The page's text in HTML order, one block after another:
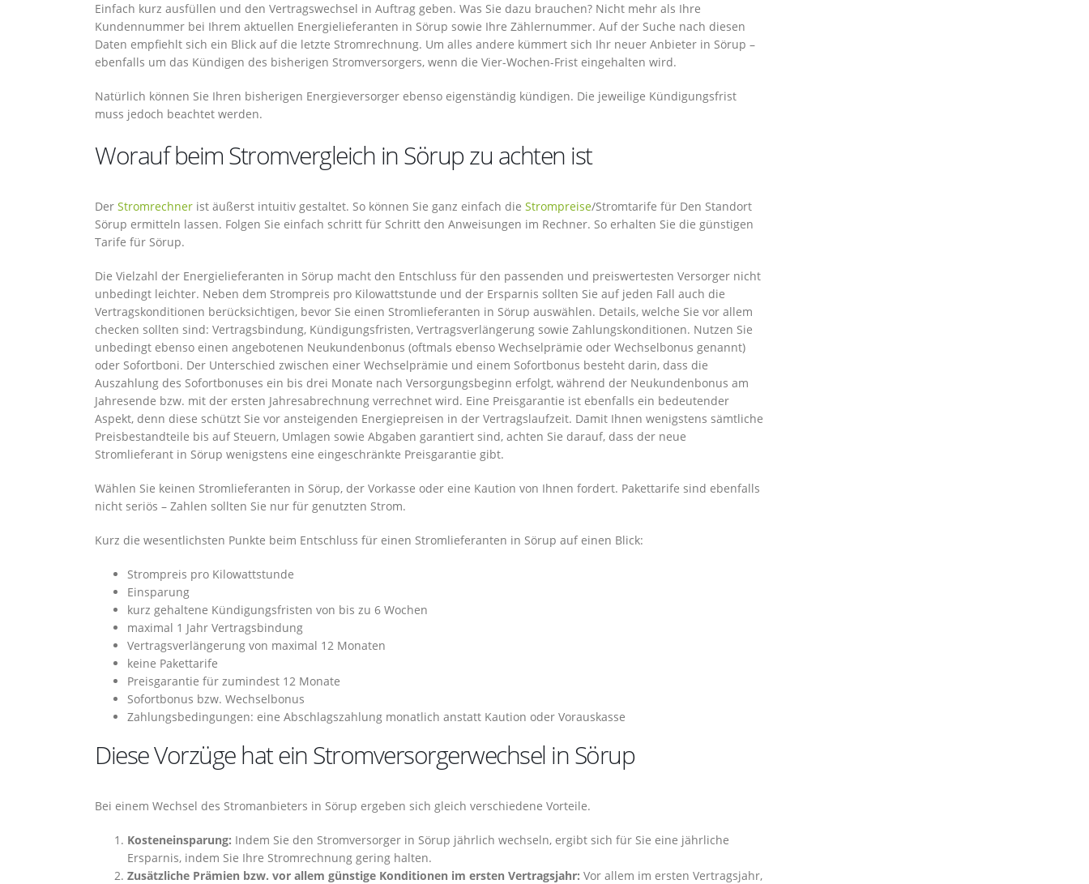
Einfach kurz ausfüllen und den Vertragswechsel in Auftrag geben. Was Sie dazu brauchen? Nicht mehr als Ihre
Kundennummer bei Ihrem aktuellen Energielieferanten in Sörup sowie Ihre Zählernummer. Auf der Suche nach diesen
Daten empfiehlt sich ein Blick auf die letzte Stromrechnung. Um alles andere kümmert sich Ihr neuer Anbieter in Sörup –
ebenfalls um das Kündigen des bisherigen Stromversorgers, wenn die Vier-Wochen-Frist eingehalten wird.
Natürlich können Sie Ihren bisherigen Energieversorger ebenso eigenständig kündigen. Die jeweilige Kündigungsfrist
muss jedoch beachtet werden.
Worauf beim Stromvergleich in Sörup zu achten ist
Der Stromrechner ist äußerst intuitiv gestaltet. So können Sie ganz einfach die Strompreise/Stromtarife für Den Standort
Sörup ermitteln lassen. Folgen Sie einfach schritt für Schritt den Anweisungen im Rechner. So erhalten Sie die günstigen
Tarife für Sörup.
Die Vielzahl der Energielieferanten in Sörup macht den Entschluss für den passenden und preiswertesten Versorger nicht
unbedingt leichter. Neben dem Strompreis pro Kilowattstunde und der Ersparnis sollten Sie auf jeden Fall auch die
Vertragskonditionen berücksichtigen, bevor Sie einen Stromlieferanten in Sörup auswählen. Details, welche Sie vor allem
checken sollten sind: Vertragsbindung, Kündigungsfristen, Vertragsverlängerung sowie Zahlungskonditionen. Nutzen Sie
unbedingt ebenso einen angebotenen Neukundenbonus (oftmals ebenso Wechselprämie oder Wechselbonus genannt)
oder Sofortboni. Der Unterschied zwischen einer Wechselprämie und einem Sofortbonus besteht darin, dass die
Auszahlung des Sofortbonuses ein bis drei Monate nach Versorgungsbeginn erfolgt, während der Neukundenbonus am
Jahresende bzw. mit der ersten Jahresabrechnung verrechnet wird. Eine Preisgarantie ist ebenfalls ein bedeutender
Aspekt, denn diese schützt Sie vor ansteigenden Energiepreisen in der Vertragslaufzeit. Damit Ihnen wenigstens sämtliche
Preisbestandteile bis auf Steuern, Umlagen sowie Abgaben garantiert sind, achten Sie darauf, dass der neue
Stromlieferant in Sörup wenigstens eine eingeschränkte Preisgarantie gibt.
Wählen Sie keinen Stromlieferanten in Sörup, der Vorkasse oder eine Kaution von Ihnen fordert. Pakettarife sind ebenfalls
nicht seriös – Zahlen sollten Sie nur für genutzten Strom.
Kurz die wesentlichsten Punkte beim Entschluss für einen Stromlieferanten in Sörup auf einen Blick:
Strompreis pro Kilowattstunde
Einsparung
kurz gehaltene Kündigungsfristen von bis zu 6 Wochen
maximal 1 Jahr Vertragsbindung
Vertragsverlängerung von maximal 12 Monaten
keine Pakettarife
Preisgarantie für zumindest 12 Monate
Sofortbonus bzw. Wechselbonus
Zahlungsbedingungen: eine Abschlagszahlung monatlich anstatt Kaution oder Vorauskasse
Diese Vorzüge hat ein Stromversorgerwechsel in Sörup
Bei einem Wechsel des Stromanbieters in Sörup ergeben sich gleich verschiedene Vorteile.
Kosteneinsparung: Indem Sie den Stromversorger in Sörup jährlich wechseln, ergibt sich für Sie eine jährliche
Ersparnis, indem Sie Ihre Stromrechnung gering halten.
Zusätzliche Prämien bzw. vor allem günstige Konditionen im ersten Vertragsjahr: Vor allem im ersten Vertragsjahr,